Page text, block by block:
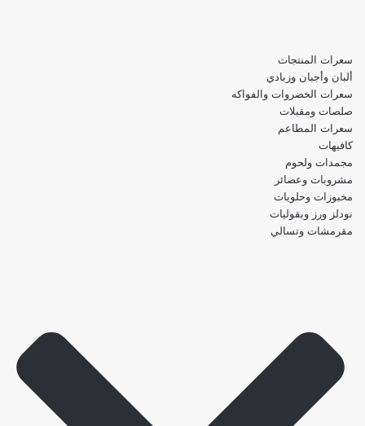
سعرات المنتجات
ألبان وأجبان وزبادي
سعرات الخضروات والفواكه
صلصات ومقبلات
سعرات المطاعم
كافيهات
مجمدات ولحوم
مشروبات وعصائر
مخبوزات وحلويات
نودلز ورز وبقوليات
مقرمشات وتسالي